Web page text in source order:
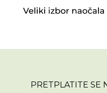
PRETPLATITE SE